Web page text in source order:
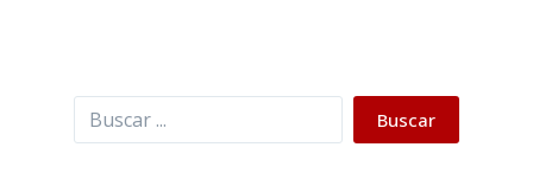
Buscar Buscar